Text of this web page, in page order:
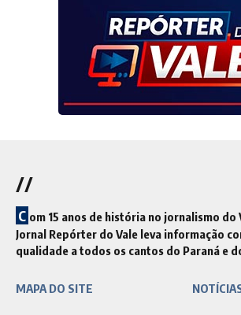
//
C om 15 anos de história no jornalismo do
Jornal Repórter do Vale leva informação
qualidade a todos os cantos do Paraná e
MAPA DO SITE